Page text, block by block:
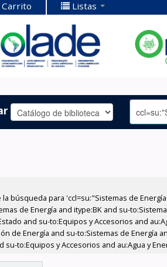
Carrito Listas
búsqueda para 'ccl=su:"Sistemas de
de Energía and itype:BK and su-
and su-to:Equipos y Accesorios and
de Energía and su-to:Sistemas de Energía
su-to:Equipos y Accesorios and au:Agua y